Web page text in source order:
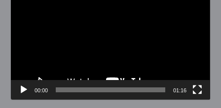
00:00 01:16